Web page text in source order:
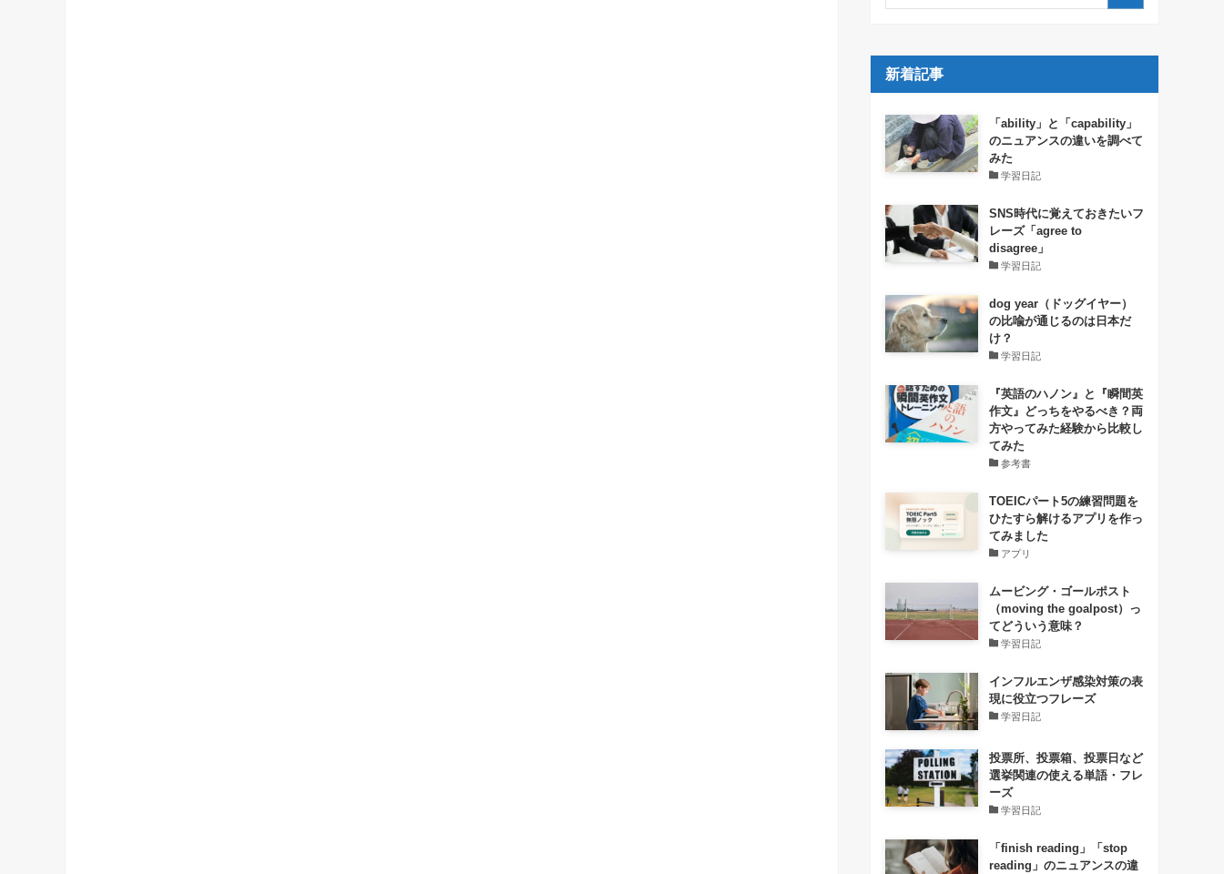
新着記事
「ability」と「capability」
のニュアンスの違いを調べて
みた
学習日記
SNS時代に覚えておきたいフ
レーズ「agree to
disagree」
学習日記
dog year（ドッグイヤー）
の比喩が通じるのは日本だ
け？
学習日記
『英語のハノン』と『瞬間英
作文』どっちをやるべき？両
方やってみた経験から比較し
てみた
参考書
TOEICパート5の練習問題を
ひたすら解けるアプリを作っ
てみました
アプリ
ムービング・ゴールポスト
（moving the goalpost）っ
てどういう意味？
学習日記
インフルエンザ感染対策の表
現に役立つフレーズ
学習日記
投票所、投票箱、投票日など
選挙関連の使える単語・フレ
ーズ
学習日記
「finish reading」「stop
reading」のニュアンスの違